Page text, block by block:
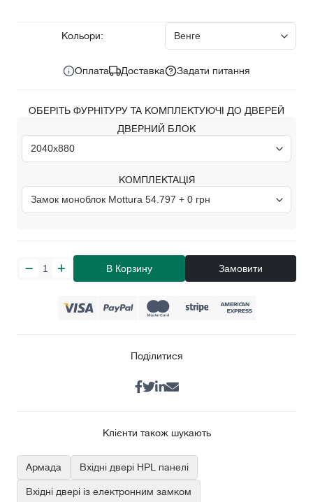
Кольори:
Оплата Доставка Задати питання
ОБЕРІТЬ ФУРНІТУРУ ТА КОМПЛЕКТУЮЧІ ДО ДВЕРЕЙ
ДВЕРНИЙ БЛОК
КОМПЛЕКТАЦІЯ
В Корзину Замовити
Поділитися
Клієнти також шукають
Армада Вхідні двері HPL панелі
Вхідні двері із електронним замком